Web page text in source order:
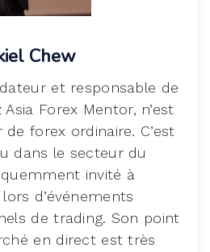
Chew
et responsable de
Forex Mentor, n’est
forex ordinaire. C’est
dans le secteur du
invité à
d’événements
de trading. Son point
en direct est très